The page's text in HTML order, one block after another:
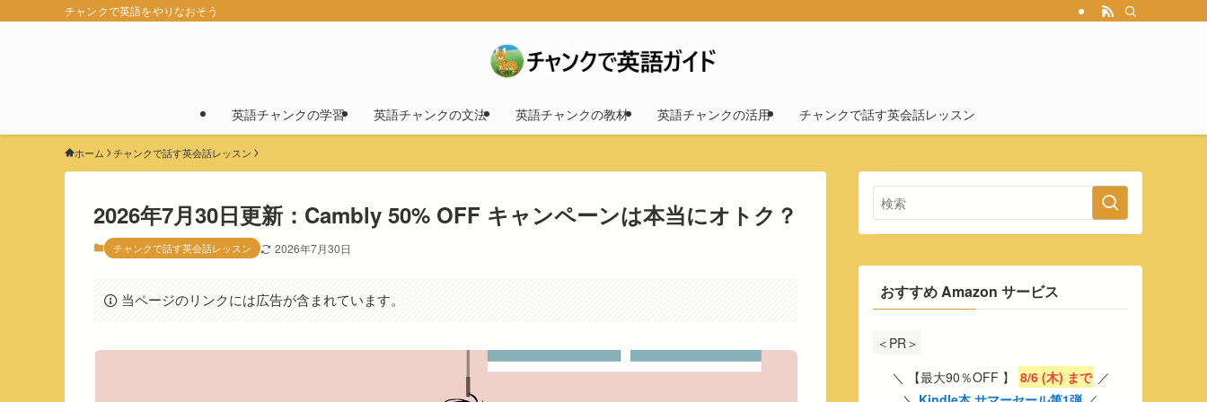
チャンクで英語をやりなおそう
英語チャンクの学習 英語チャンクの文法 英語チャンクの教材 英語チャンクの活用 チャンクで話す英会話レッスン
ホーム チャンクで話す英会話レッスン
2026年7月30日更新：Cambly 50% OFF キャンペーンは本当にオトク？
チャンクで話す英会話レッスン 2026年7月30日
当ページのリンクには広告が含まれています。 おすすめ Amazon サービス
＜PR＞
＼ 【最大90％OFF 】
8/6 (木) まで ／